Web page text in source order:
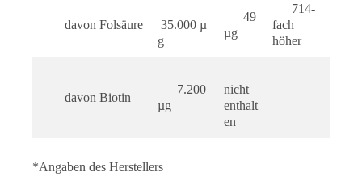
davon Folsäure
35.000 µ
g
49
µg
714-
fach
höher
davon Biotin
7.200
µg
nicht
enthalt
en
*Angaben des Herstellers